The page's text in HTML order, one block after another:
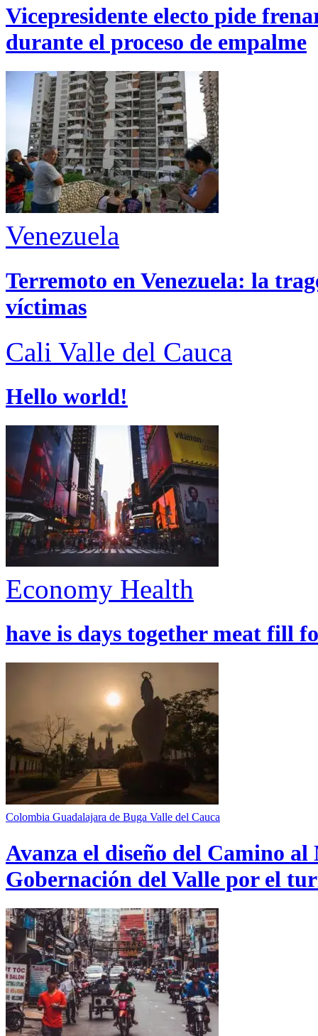
Vicepresidente electo pide
durante el proceso de empalme
Venezuela
Terremoto en Venezuela: la
víctimas
Cali Valle del Cauca
Hello world!
Economy Health
have is days together meat fill
Colombia Guadalajara de Buga Valle del Cauca
Avanza el diseño del Camino
Gobernación del Valle por el